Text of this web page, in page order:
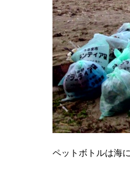
ペットボトルは海